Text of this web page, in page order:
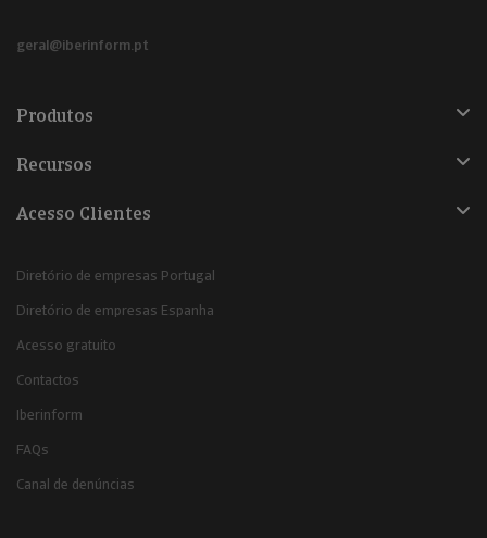
geral@iberinform.pt
Produtos
Recursos
Acesso Clientes
Diretório de empresas Portugal
Diretório de empresas Espanha
Acesso gratuito
Contactos
Iberinform
FAQs
Canal de denúncias